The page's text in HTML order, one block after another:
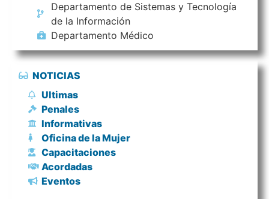
Departamento de Sistemas y Tecnología
de la Información
Departamento Médico
NOTICIAS
Ultimas
Penales
Informativas
Oficina de la Mujer
Capacitaciones
Acordadas
Eventos